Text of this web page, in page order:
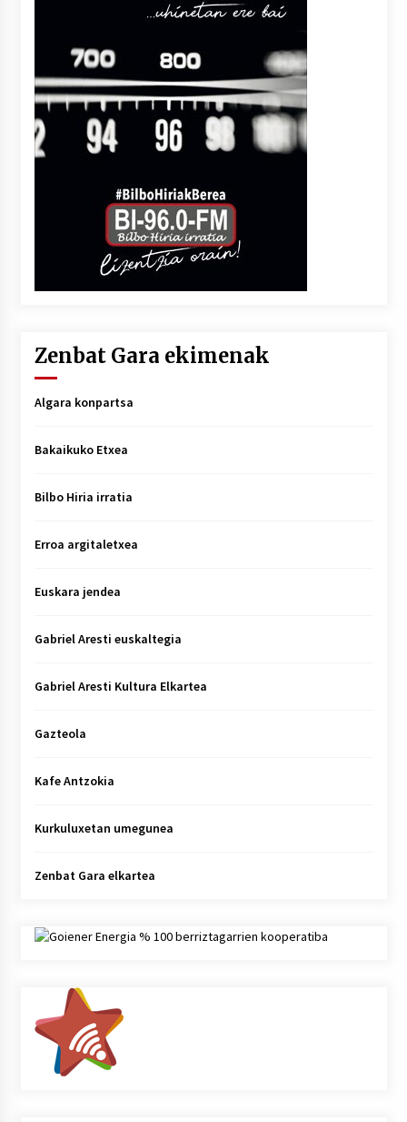
Zenbat Gara ekimenak
Algara konpartsa
Bakaikuko Etxea
Bilbo Hiria irratia
Erroa argitaletxea
Euskara jendea
Gabriel Aresti euskaltegia
Gabriel Aresti Kultura Elkartea
Gazteola
Kafe Antzokia
Kurkuluxetan umegunea
Zenbat Gara elkartea